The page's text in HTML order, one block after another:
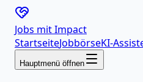
Jobs mitImpact
StartseiteJobbörseKI-
Hauptmenü öffnen